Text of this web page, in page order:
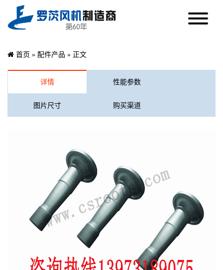
首页 » 配件产品 » 正文
详情 性能参数
图片尺寸 购买渠道